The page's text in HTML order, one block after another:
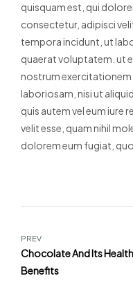
quisquam est, qui
consectetur, adipisci
tempora incidunt, ut
quaerat voluptatem. ut
nostrum
laboriosam, nisi ut
quis autem vel eum iure
velit esse, quam nihil
dolorem eum fugiat,
PREV
Chocolate And Its Health
Benefits